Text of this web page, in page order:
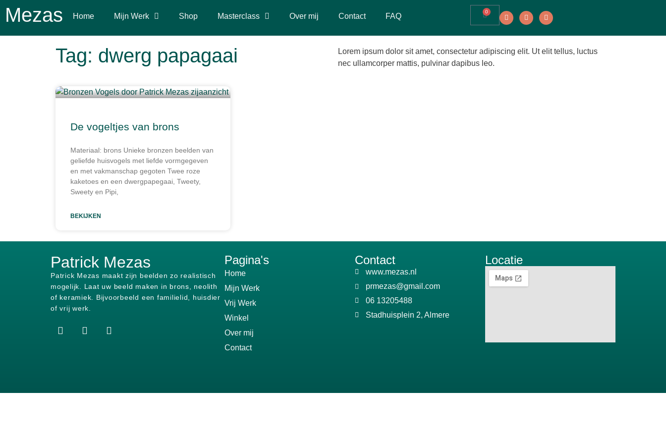
Mezas Home Mijn Werk Shop Masterclass Over mij Contact FAQ
0
Tag: dwerg papagaai
Lorem ipsum dolor sit amet, consectetur adipiscing elit. Ut elit tellus, luctus
nec ullamcorper mattis, pulvinar dapibus leo.
De vogeltjes van brons
Materiaal: brons Unieke bronzen beelden van
geliefde huisvogels met liefde vormgegeven
en met vakmanschap gegoten Twee roze
kaketoes en een dwergpapegaai, Tweety,
Sweety en Pipi,
BEKIJKEN
Patrick Mezas
Patrick Mezas maakt zijn beelden zo realistisch
mogelijk. Laat uw beeld maken in brons, neolith
of keramiek.
Bijvoorbeeld een familielid, huisdier
of vrij werk.
Pagina's
Home
Mijn Werk
Vrij Werk
Winkel
Over mij
Contact
Contact
www.mezas.nl
prmezas@gmail.com
06 13205488
Stadhuisplein 2, Almere
Locatie